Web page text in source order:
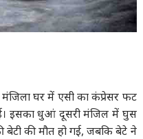
मंजिला घर में एसी का कंप्रेसर फट
इसका धुआं दूसरी मंजिल में घुस
की मौत हो गई, जबकि बेटे ने